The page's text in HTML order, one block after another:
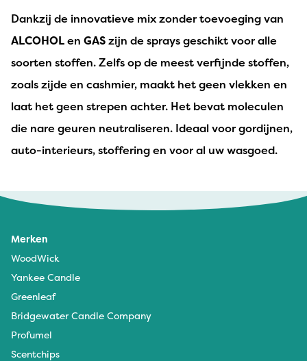
Dankzij de innovatieve mix zonder toevoeging van
ALCOHOLen GASzijn de sprays geschikt voor alle
soorten stoffen. Zelfs op de meest verfijnde stoffen,
zoals zijde en cashmier, maakt het geen vlekken en
laat het geen strepen achter. Het bevat moleculen
die nare geuren neutraliseren. Ideaal voor gordijnen,
auto-interieurs, stoffering en voor al uw wasgoed.
Merken
WoodWick
Yankee Candle
Greenleaf
Bridgewater Candle Company
Profumel
Scentchips